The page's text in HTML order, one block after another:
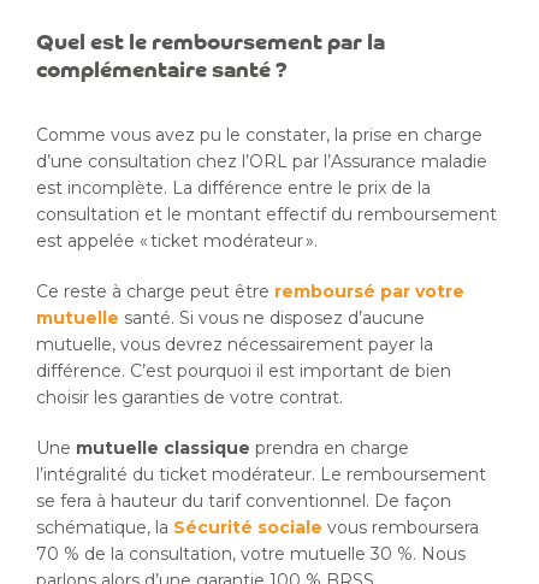
Quel est le remboursement par la
complémentaire santé ?
Comme vous avez pu le constater, la prise en charge
d’une consultation chez l’ORL par l’Assurance maladie
est incomplète. La différence entre le prix de la
consultation et le montant effectif du remboursement
est appelée « ticket modérateur ».
Ce reste à charge peut être remboursé par votre
mutuelle santé. Si vous ne disposez d’aucune
mutuelle, vous devrez nécessairement payer la
différence. C’est pourquoi il est important de bien
choisir les garanties de votre contrat.
Une mutuelle classique prendra en charge
l’intégralité du ticket modérateur. Le remboursement
se fera à hauteur du tarif conventionnel. De façon
schématique, la Sécurité sociale vous remboursera
70 % de la consultation, votre mutuelle 30 %. Nous